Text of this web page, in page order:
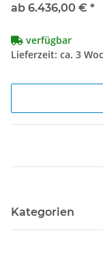
ab 6.436,00 € *
verfügbar
Lieferzeit: ca. 3
Kategorien